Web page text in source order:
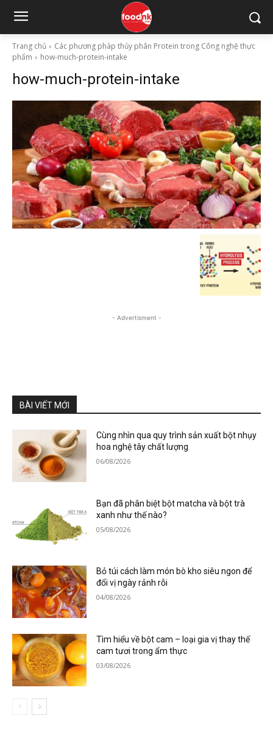
Trang chủ
Các phương pháp thủy phân Protein trong Công nghệ thực
phẩm
how-much-protein-intake
how-much-protein-intake
- Advertisment -
BÀI VIẾT MỚI
Cùng nhìn qua quy trình sản xuất bột nhụy
hoa nghệ tây chất lượng
06/08/2026
Bạn đã phân biệt bột matcha và bột trà
xanh như thế nào?
05/08/2026
Bỏ túi cách làm món bò kho siêu ngon để
đổi vị ngày rảnh rỗi
04/08/2026
Tìm hiểu về bột cam – loại gia vị thay thế
cam tươi trong ẩm thực
03/08/2026